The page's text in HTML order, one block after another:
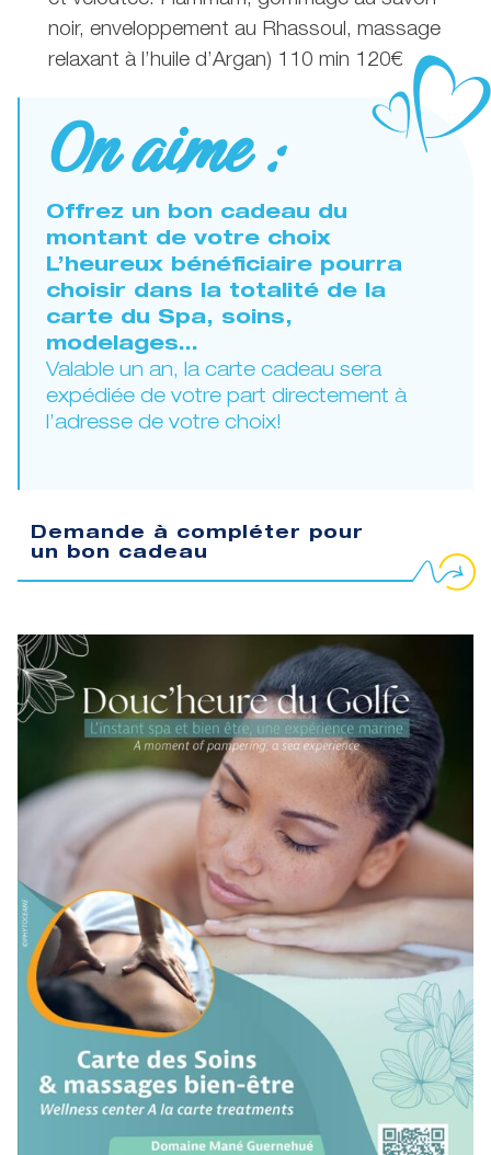
noir, enveloppement au Rhassoul, massage
relaxant à l’huile d’Argan) 110 min 120€
On aime :
Offrez un bon cadeau du
montant de votre choix
L’heureux bénéficiaire pourra
choisir dans la totalité de la
carte du Spa, soins,
modelages…
Valable un an, la carte cadeau sera
expédiée de votre part directement à
l’adresse de votre choix!
Demande à compléter pour
un bon cadeau